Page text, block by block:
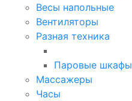
Весы напольные
Вентиляторы
Разная техника
Паровые шкафы
Массажеры
Часы